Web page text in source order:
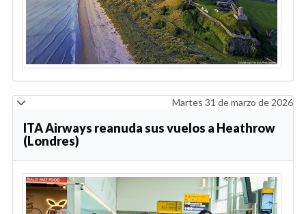
Martes 31 de marzo de 2026
ITA Airways reanuda sus vuelos a Heathrow
(Londres)